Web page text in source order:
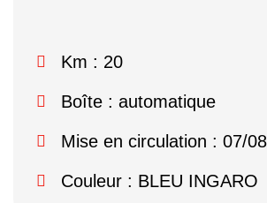
Km : 20
Boîte : automatique
Mise en circulation : 07/
Couleur : BLEU INGARO